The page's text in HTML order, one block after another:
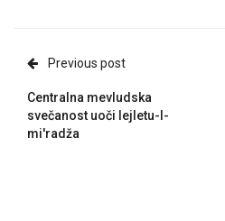
Previous post
Centralna mevludska
svečanost uoči lejletu-l-
mi'radža